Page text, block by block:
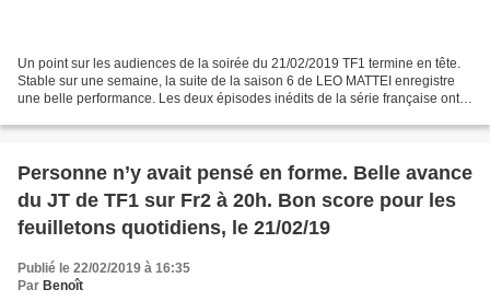
Un point sur les audiences de la soirée du 21/02/2019 TF1 termine en tête.
Stable sur une semaine, la suite de la saison 6 de LEO MATTEI enregistre
une belle performance. Les deux épisodes inédits de la série française ont
Personne n’y avait pensé en forme. Belle avance
du JT de TF1 sur Fr2 à 20h. Bon score pour les
feuilletons quotidiens, le 21/02/19
Publié le 22/02/2019 à 16:35
Par Benoît